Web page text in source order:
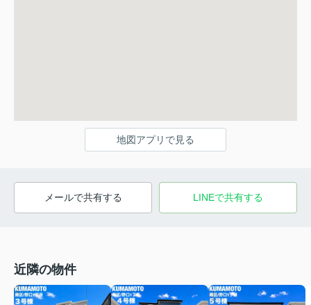
地図アプリで見る
メールで共有する LINEで共有する
近隣の物件